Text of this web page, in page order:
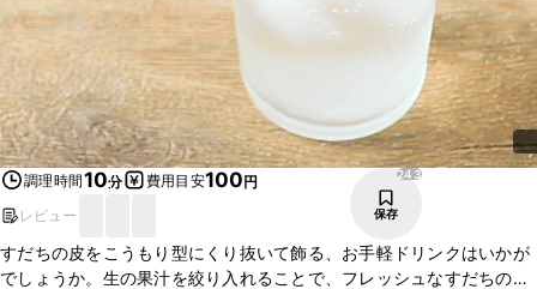
調理時間10分 費用目安100円
レビュー
243
保存
すだちの皮をこうもり型にくり抜いて飾る、お手軽ドリンクはいかが
でしょうか。生の果汁を絞り入れることで、フレッシュなすだちの香